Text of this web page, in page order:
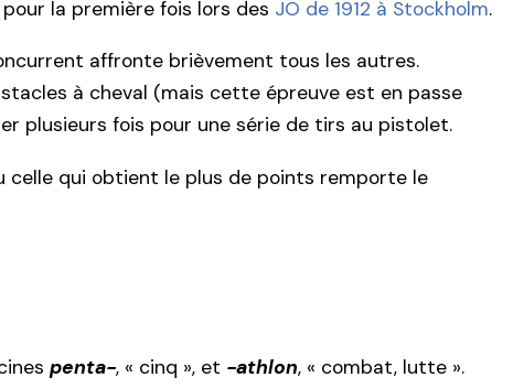
la première fois lors des JO de 1912 à Stockholm.
affronte brièvement tous les autres.
à cheval (mais cette épreuve est en passe
plusieurs fois pour une série de tirs au pistolet.
celle qui obtient le plus de points remporte le
penta-, « cinq », et -athlon, « combat, lutte ».